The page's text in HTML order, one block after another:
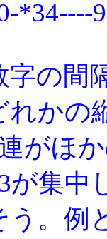
*34----
字の間
れかの
がほ
が集中
う。例